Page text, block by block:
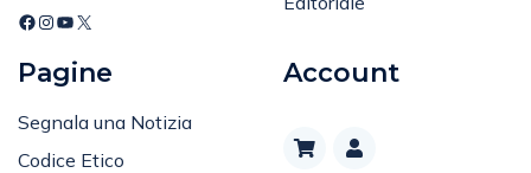
Pagine
Segnala una Notizia
Codice Etico
Account